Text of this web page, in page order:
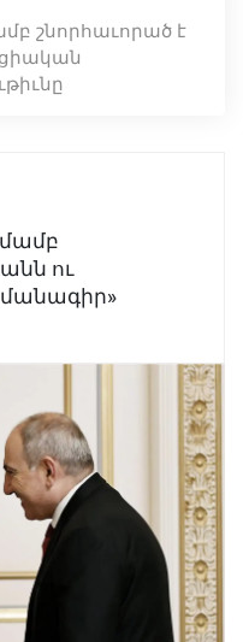
շնորհաւորած է
ու